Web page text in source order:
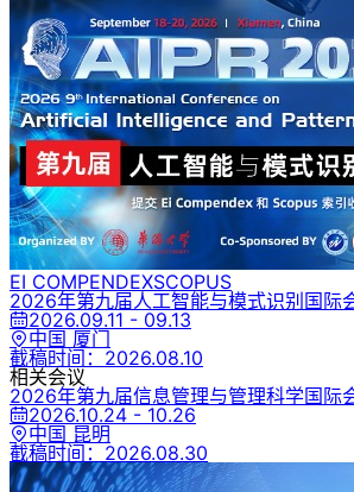
EI COMPENDEXSCOPUS
2026年第九届人工智能与模式识别国际
2026.09.11 - 09.13
中国 厦门
截稿时间： 2026.08.10
相关会议
2026年第九届信息管理与管理科学国际
2026.10.24 - 10.26
中国 昆明
截稿时间： 2026.08.30